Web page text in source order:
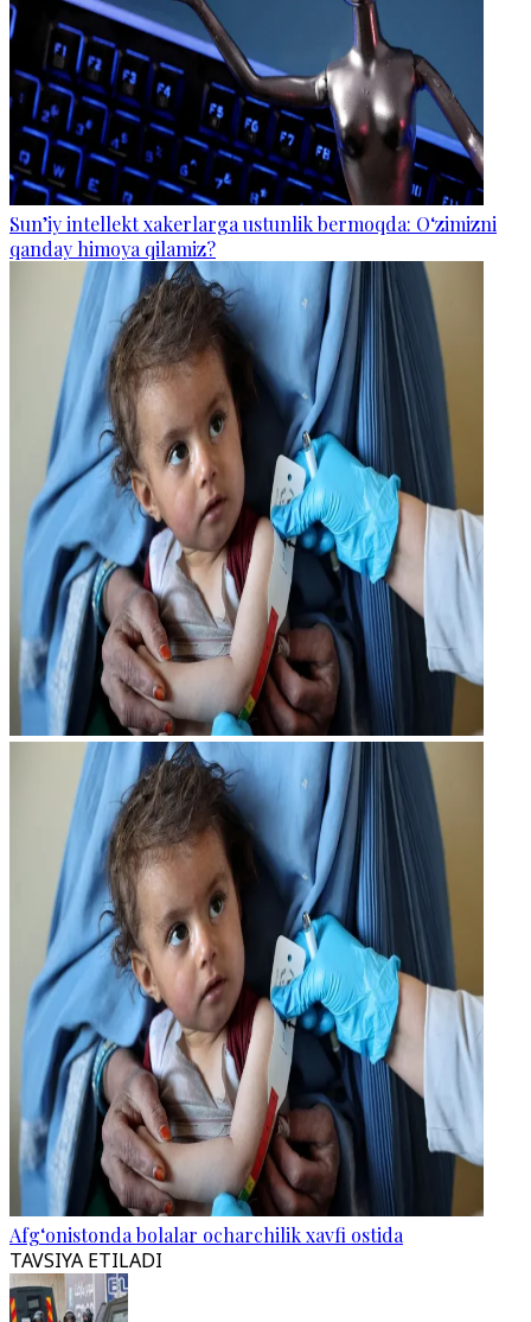
Sun’iy intellekt xakerlarga ustunlik bermoqda: O‘zimizni
qanday himoya qilamiz?
Afg‘onistonda bolalar ocharchilik xavfi ostida
TAVSIYA ETILADI